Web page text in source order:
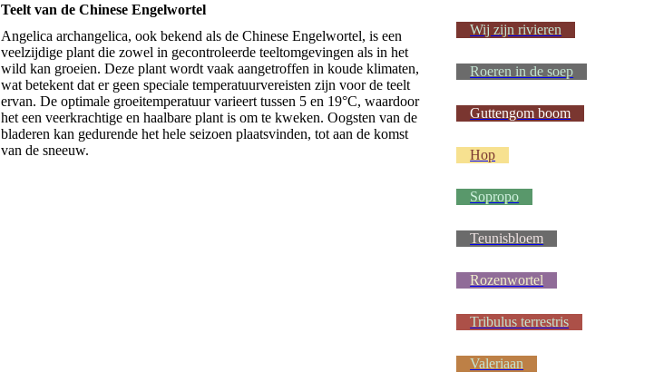
Teelt van de Chinese Engelwortel
Angelica archangelica, ook bekend als de Chinese Engelwortel, is een
veelzijdige plant die zowel in gecontroleerde teeltomgevingen als in het
wild kan groeien. Deze plant wordt vaak aangetroffen in koude klimaten,
wat betekent dat er geen speciale temperatuurvereisten zijn voor de teelt
ervan. De optimale groeitemperatuur varieert tussen 5 en 19°C, waardoor
het een veerkrachtige en haalbare plant is om te kweken. Oogsten van de
bladeren kan gedurende het hele seizoen plaatsvinden, tot aan de komst
van de sneeuw.
Wij zijn rivieren
Roeren in de soep
Guttengom boom
Hop
Sopropo
Teunisbloem
Rozenwortel
Tribulus terrestris
Valeriaan